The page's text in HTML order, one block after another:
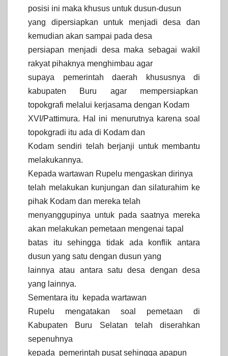
posisi ini maka khusus untuk dusun-dusun
yang dipersiapkan untuk menjadi desa dan
kemudian akan sampai pada desa
persiapan menjadi desa maka sebagai wakil
rakyat pihaknya menghimbau agar
supaya pemerintah daerah khususnya di
kabupaten Buru agar mempersiapkan
topokgrafi melalui kerjasama dengan Kodam
XVI/Pattimura. Hal ini menurutnya karena soal
topokgradi itu ada di Kodam dan
Kodam sendiri telah berjanji untuk membantu
melakukannya.
Kepada wartawan Rupelu mengaskan dirinya
telah melakukan kunjungan dan silaturahim ke
pihak Kodam dan mereka telah
menyanggupinya untuk pada saatnya mereka
akan melakukan pemetaan mengenai tapal
batas itu sehingga tidak ada konflik antara
dusun yang satu dengan dusun yang
lainnya atau antara satu desa dengan desa
yang lainnya.
Sementara itu kepada wartawan
Rupelu mengatakan soal pemetaan di
Kabupaten Buru Selatan telah diserahkan
sepenuhnya
kepada pemerintah pusat sehingga apapun